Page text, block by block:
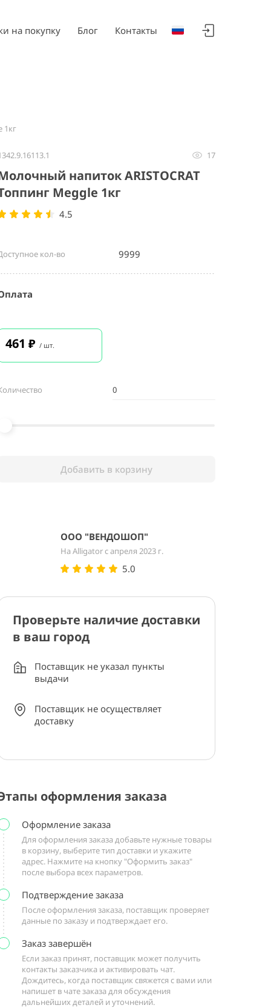
на покупку Блог Контакты
1кг
17
напиток ARISTOCRAT
Meggle 1кг
4.5
кол-во 9999
461 ₽ / шт.
Добавить в корзину
ООО "ВЕНДОШОП"
На Alligator с апреля 2023 г.
5.0
Проверьте наличие доставки
в ваш город
Поставщик не указал пункты
выдачи
Поставщик не осуществляет
доставку
оформления заказа
Оформление заказа
Для оформления заказа добавьте нужные товары
в корзину, выберите тип доставки и укажите
адрес. Нажмите на кнопку "Оформить заказ"
после выбора всех параметров.
Подтверждение заказа
После оформления заказа, поставщик проверяет
данные по заказу и подтверждает его.
Заказ завершён
Если заказ принят, поставщик может получить
контакты заказчика и активировать чат.
Дождитесь, когда поставщик свяжется с вами или
напишет в чате заказа для обсуждения
дальнейших деталей и уточнений.